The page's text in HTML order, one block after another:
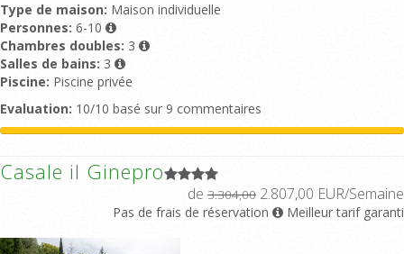
Type de maison: Maison individuelle
Personnes: 6-10
Chambres doubles: 3
Salles de bains: 3
Piscine: Piscine privée
Evaluation: 10/10 basé sur 9 commentaires
Casale il Ginepro
de 3.304,00 2.807,00 EUR/Semaine
Pas de frais de réservation Meilleur tarif garanti